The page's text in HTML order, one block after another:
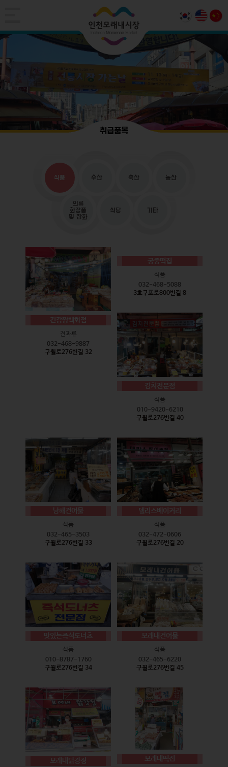
취급품목
식품 수산 축산 농산
의류
화장품
및 잡화
식당 기타
건강짱백화점
견과류
032-468-9887
구월로276번길 32
궁중떡집
식품
032-468-5088
3호구포로800번길 8
김치전문점
식품
010-9420-6210
구월로276번길 40
남해건어물
식품
032-465-3503
구월로276번길 33
델리스베이커리
식품
032-472-0606
구월로276번길 20
맛있는즉석도너츠
식품
010-8787-1760
구월로276번길 34
모래내건어물
식품
032-465-6220
구월로276번길 45
모래내닭강정 모래내떡집